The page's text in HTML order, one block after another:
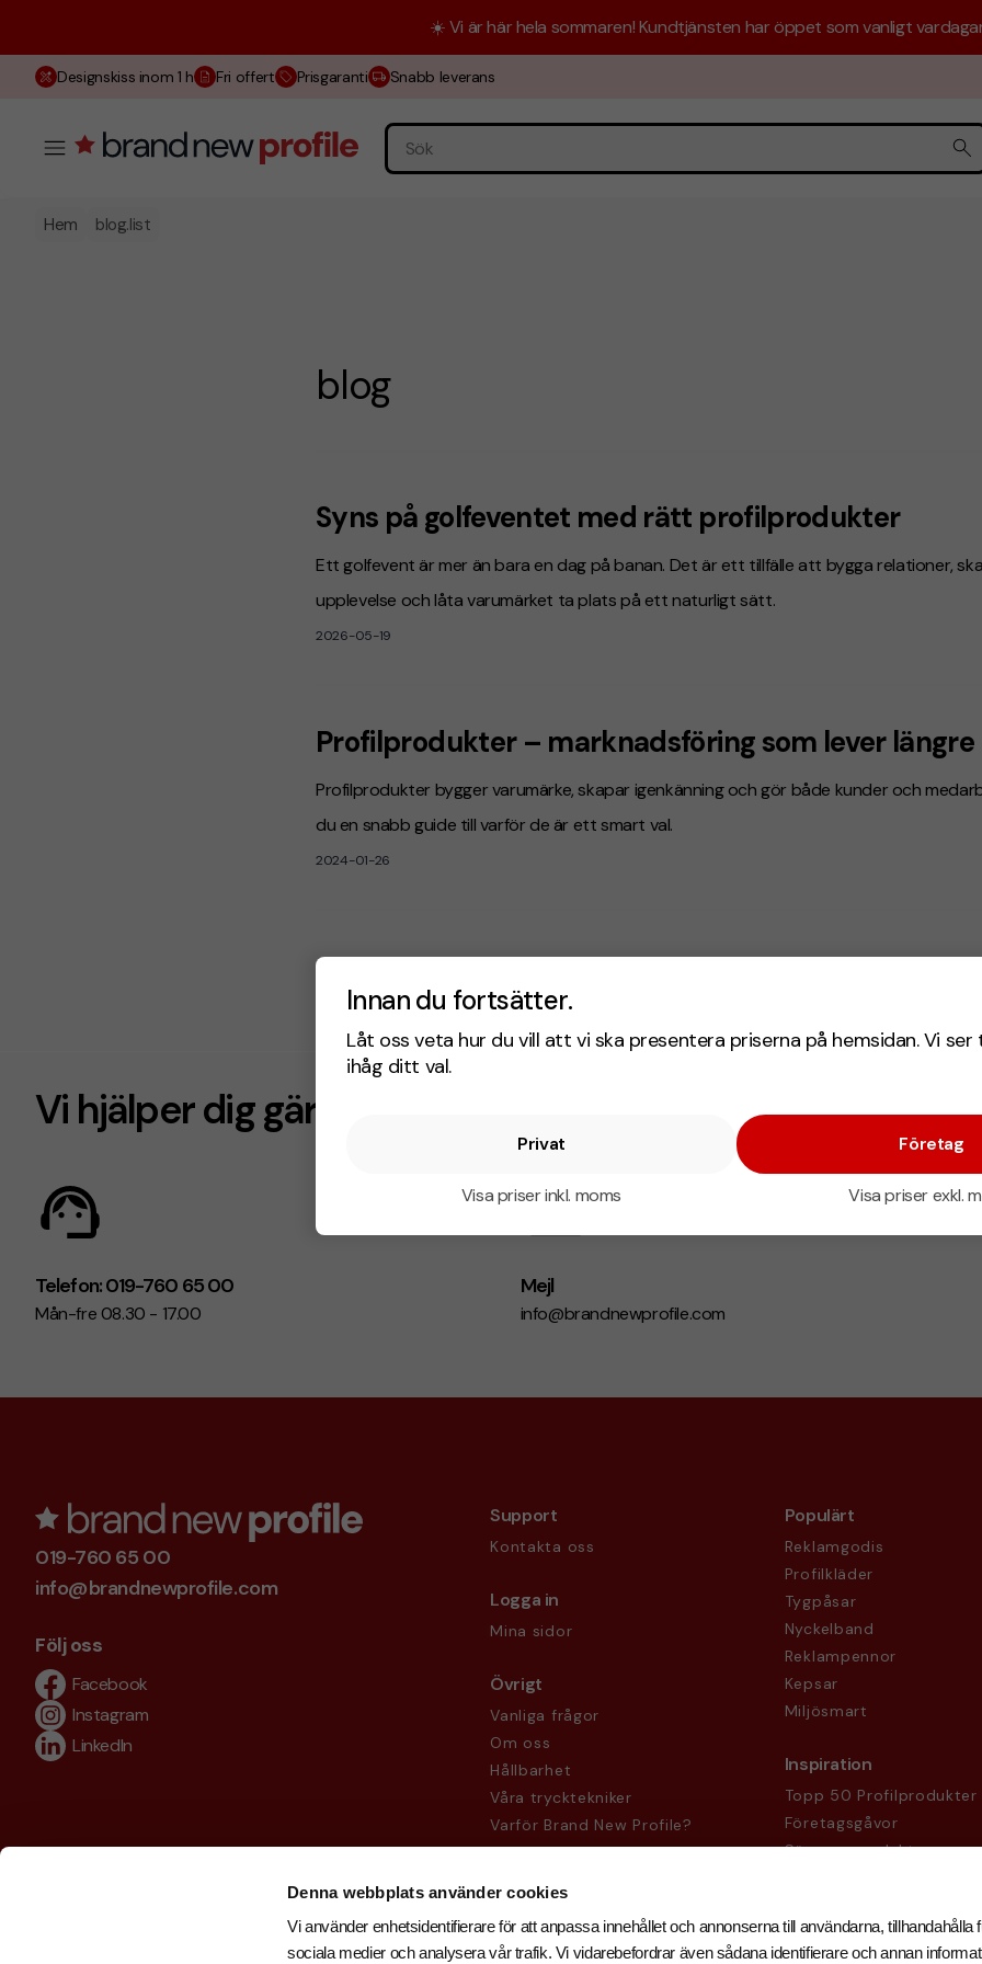
Denna webbplats använder cookies
Vi använder enhetsidentifierare för att anpassa innehållet och annonserna till användarna, tillhandahålla
sociala medier och analysera vår trafik. Vi vidarebefordrar även sådana identifierare och annan
Innan du fortsätter.
Låt oss veta hur du vill att vi ska presentera priserna på hemsidan. Vi
ihåg ditt val.
Privat
Visa priser inkl. moms
Företag
Visa priser exkl.
☀️ Vi är här hela sommaren! Kundtjänsten har öppet som vanligt vardagar
Designskiss inom 1 h Fri offert Prisgaranti Snabb leverans
Hem blog.list
blog
Syns på golfeventet med rätt profilprodukter
Ett golfevent är mer än bara en dag på banan. Det är ett tillfälle att bygga relationer,
upplevelse och låta varumärket ta plats på ett naturligt sätt.
2026-05-19
Profilprodukter – marknadsföring som lever längre
Profilprodukter bygger varumärke, skapar igenkänning och gör både kunder och
du en snabb guide till varför de är ett smart val.
2024-01-26
Vi hjälper dig gärna!
Telefon: 019-760 65 00
Mån-fre 08.30 - 17.00
Mejl
info@brandnewprofile.com
019-760 65 00
info@brandnewprofile.com
Följ oss
Facebook
Instagram
LinkedIn
Support
Kontakta oss
Logga in
Mina sidor
Övrigt
Vanliga frågor
Om oss
Hållbarhet
Våra trycktekniker
Varför Brand New Profile?
Köpvillkor
Populärt
Reklamgodis
Profilkläder
Tygpåsar
Nyckelband
Reklampennor
Kepsar
Miljösmart
Inspiration
Topp 50 Profilprodukter
Företagsgåvor
Säsongsprodukter